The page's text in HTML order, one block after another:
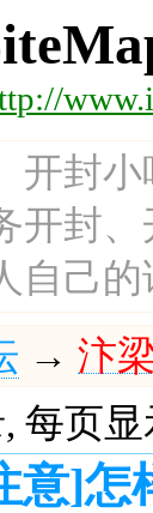
开封
开封
自己的
→汴
每页
意]怎